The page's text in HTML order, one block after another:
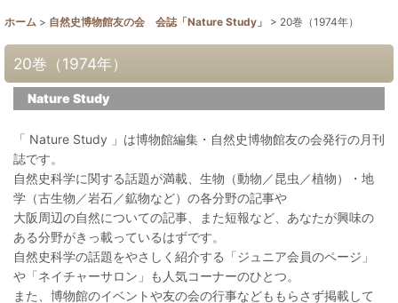
ホーム > 自然史博物館友の会 会誌「Nature Study」 > 20巻（1974年）
20巻（1974年）
Nature Study
「 Nature Study 」は博物館編集・自然史博物館友の会発行の月刊
誌です。
自然史科学に関する話題が満載、生物（動物／昆虫／植物）・地
学（古生物／岩石／鉱物など）の各分野の記事や
大阪周辺の自然についての記事、また短報など、あなたが興味の
ある分野がきっ載っているはずです。
自然史科学の話題をやさしく紹介する「ジュニア会員のページ」
や「ネイチャーサロン」も人気コーナーのひとつ。
また、博物館のイベントや友の会の行事などももらさず掲載して